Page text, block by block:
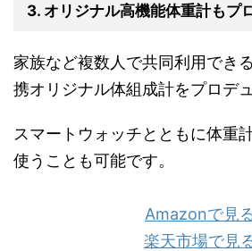
3. オリジナル高機能体重計もプ
家族など複数人で共同利用でき
携オリジナル体組成計をプロデ
スマートウォッチとともに体重
使うことも可能です。
Amazonで見
楽天市場で見